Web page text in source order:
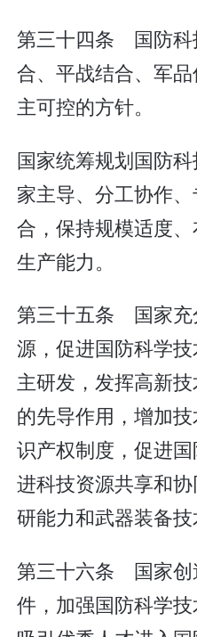
第三十四条 国防科
合、平战结合、军
主可控的方针。
国家统筹规划国防
家主导、分工协作
合，保持规模适度
生产能力。
第三十五条 国家充
源，促进国防科学
主研发，发挥高新
的先导作用，增加
识产权制度，促进
进科技资源共享和
研能力和武器装备技
第三十六条 国家创
件，加强国防科学